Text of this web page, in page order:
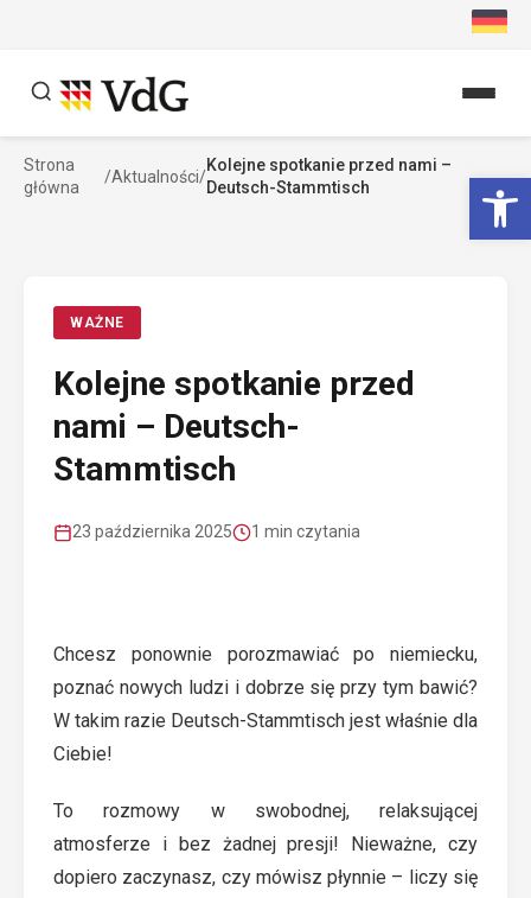
Szukaj
Strona
główna
/Aktualności/
Kolejne spotkanie przed nami –
Deutsch-Stammtisch
WAŻNE
Kolejne spotkanie przed
nami – Deutsch-
Stammtisch
23 października 2025 1 min czytania
Chcesz ponownie porozmawiać po niemiecku,
poznać nowych ludzi i dobrze się przy tym bawić?
W takim razie Deutsch-Stammtisch jest właśnie dla
Ciebie!
To rozmowy w swobodnej, relaksującej
atmosferze i bez żadnej presji! Nieważne, czy
dopiero zaczynasz, czy mówisz płynnie – liczy się